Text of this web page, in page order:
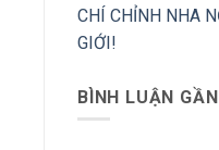
CHÍ CHỈNH NHA
GIỚI!
BÌNH LUẬN